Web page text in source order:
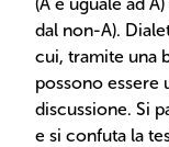
dal non-A).
cui, tramite una
possono essere
discussione. Si
e si confuta la